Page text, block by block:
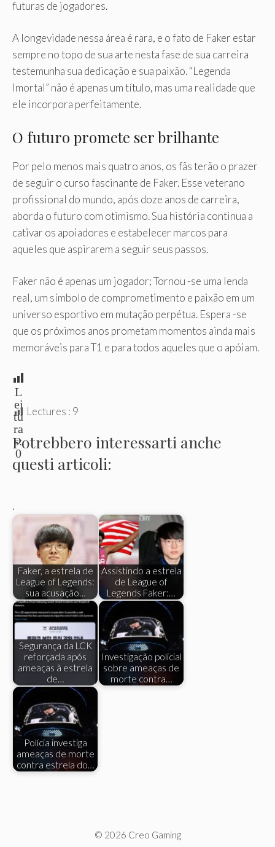
futuras de jogadores.
A longevidade nessa área é rara, e o fato de Faker estar
sempre no topo de sua arte nesta fase de sua carreira
testemunha sua dedicação e sua paixão. “Legenda
Imortal” não é apenas um título, mas uma realidade que
ele incorpora perfeitamente.
O futuro promete ser brilhante
Por pelo menos mais quatro anos, os fãs terão o prazer
de seguir o curso fascinante de Faker. Esse veterano
profissional do mundo, após doze anos de carreira,
aborda o futuro com otimismo. Sua história continua a
cativar os apoiadores e estabelecer marcos para
aqueles que aspirarem a seguir seus passos.
Faker não é apenas um jogador; Tornou -se uma lenda
real, um símbolo de comprometimento e paixão em um
universo esportivo em mutação perpétua. Espera -se
que os próximos anos prometam momentos ainda mais
memoráveis para T1 e para todos aqueles que o apóiam.
L
ei
tu
ra
s:
0
Lectures : 9
Potrebbero interessarti anche
questi articoli:
.
Faker, a estrela de
League of Legends:
sua acusação…
Assistindo a estrela
de League of
Legends Faker:…
Segurança da LCK
reforçada após
ameaças à estrela
de…
Investigação policial
sobre ameaças de
morte contra…
Polícia investiga
ameaças de morte
contra estrela do…
© 2026 Creo Gaming